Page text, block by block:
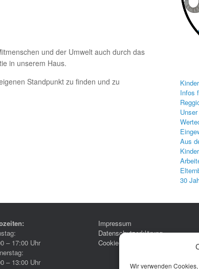
Wir verwenden
und der Umwelt auch durch das
in unserem Haus.
Standpunkt zu finden und zu
Infos
Aus
30
– 17:00 Uhr
– 13:00 Uhr
Impressum
Datenschutzerklärung
Cookie-Richtlinie (EU)